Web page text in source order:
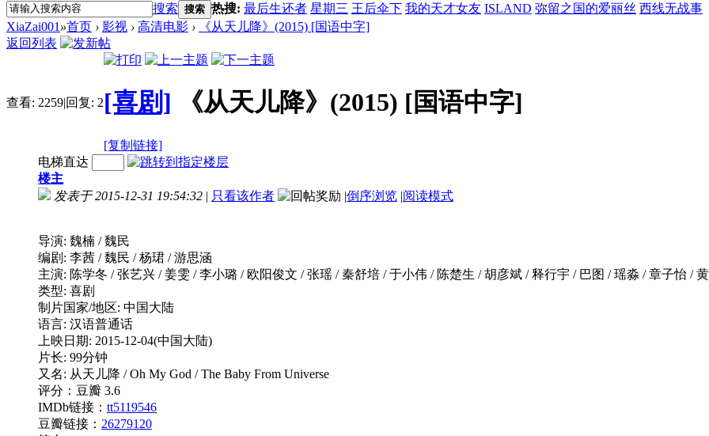
搜索 搜索 热搜: 最后生还者 星期三 王后伞下 我的天才女友 ISLAND 弥留之国的爱丽丝 西线无战事
XiaZai001 »首页 › 影视 › 高清电影 ›
《从天儿降》(2015) [国语中字]
返回列表
查看: 2259|回复: 2[喜剧] 《从天儿降》(2015) [国语中字]
[复制链接]
电梯直达
楼主
发表于 2015-12-31 19:54:32 | 只看该作者 |倒序浏览 |阅读模式
导演: 魏楠 / 魏民
编剧: 李茜 / 魏民 / 杨珺 / 游思涵
主演: 陈学冬 / 张艺兴 / 姜雯 / 李小璐 / 欧阳俊文 / 张瑶 / 秦舒培 / 于小伟 / 陈楚生 / 胡彦斌 / 释行宇 / 巴图 / 瑶淼 / 章子怡 /
类型: 喜剧
制片国家/地区: 中国大陆
语言: 汉语普通话
上映日期: 2015-12-04(中国大陆)
片长: 99分钟
又名: 从天儿降 / Oh My God / The Baby From Universe
评分：豆瓣 3.6
IMDb链接： tt5119546
豆瓣链接： 26279120